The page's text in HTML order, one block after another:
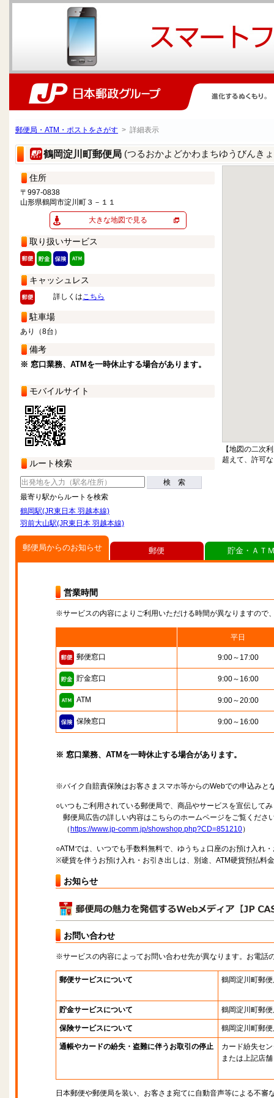
郵便局・ATM・ポストをさがす > 詳細表示
鶴岡淀川町郵便局 (つるおかよどかわまちゆうびんき
住所
〒997-0838
山形県鶴岡市淀川町３－１１
大きな地図で見る
取り扱いサービス
キャッシュレス
詳しくはこちら
駐車場
あり（8台）
備考
※ 窓口業務、ATMを一時休止する場合があります。
モバイルサイト
ルート検索
検 索
最寄り駅からルートを検索
鶴岡駅(JR東日本 羽越本線)
羽前大山駅(JR東日本 羽越本線)
【地図の二次
超えて、許可
郵便局からのお知らせ
営業時間
※サービスの内容によりご利用いただける時間が異なりますので
平日
郵便窓口 9:00～17:00
貯金窓口 9:00～16:00
ATM 9:00～20:00
保険窓口 9:00～16:00
※ 窓口業務、ATMを一時休止する場合があります。
※バイク自賠責保険はお客さまスマホ等からのWebでの申込みと
○いつもご利用されている郵便局で、商品やサービスを宣伝して
郵便局広告の詳しい内容はこちらのホームページをご覧くださ
（ https://www.jp-comm.jp/showshop.php?CD=851210）
○ATMでは、いつでも手数料無料で、ゆうちょ口座のお預け入れ
※硬貨を伴うお預け入れ・お引き出しは、別途、ATM硬貨預払料
お知らせ
お問い合わせ
※サービスの内容によってお問い合わせ先が異なります。お電話
郵便サービスについて 鶴岡淀川町郵
貯金サービスについて 鶴岡淀川町郵
保険サービスについて 鶴岡淀川町郵
通帳やカードの紛失・盗難に伴うお取引の停止
カード紛失セ
または上記店舗
日本郵便や郵便局を装い、お客さま宛てに自動音声等による不審
郵便 貯金・ＡＴ